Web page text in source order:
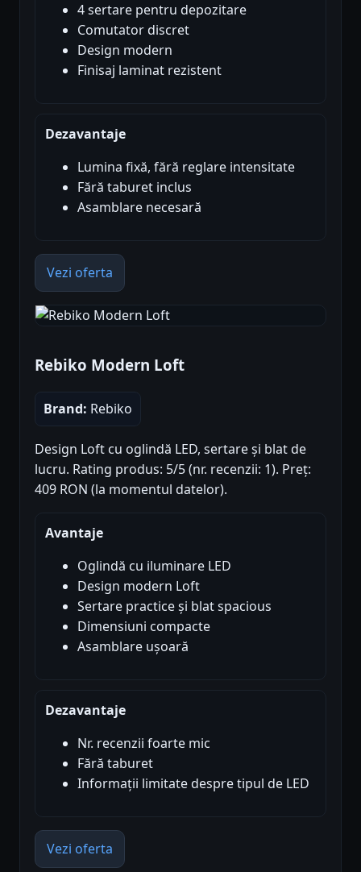
4 sertare pentru depozitare
Comutator discret
Design modern
Finisaj laminat rezistent
Dezavantaje
Lumina fixă, fără reglare intensitate
Fără taburet inclus
Asamblare necesară
Vezi oferta
Rebiko Modern Loft
Brand: Rebiko
Design Loft cu oglindă LED, sertare și blat de
lucru. Rating produs: 5/5 (nr. recenzii: 1). Preț:
409 RON (la momentul datelor).
Avantaje
Oglindă cu iluminare LED
Design modern Loft
Sertare practice și blat spacious
Dimensiuni compacte
Asamblare ușoară
Dezavantaje
Nr. recenzii foarte mic
Fără taburet
Informații limitate despre tipul de LED
Vezi oferta